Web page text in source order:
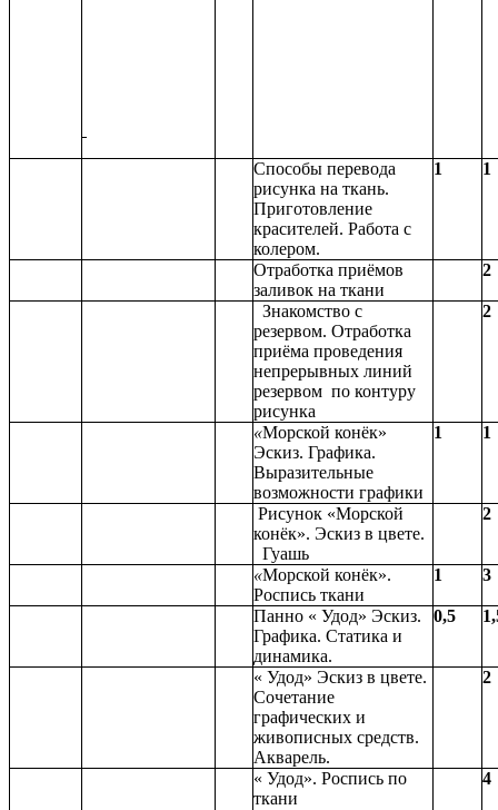
Способы перевода
рисунка на ткань.
Приготовление
красителей. Работа с
колером.
1 1
Отработка приёмов
заливок на ткани
2
Знакомство с
резервом. Отработка
приёма проведения
непрерывных линий
резервом по контуру
рисунка
2
«Морской конёк»
Эскиз. Графика.
Выразительные
возможности графики
1 1
Рисунок «Морской
конёк». Эскиз в цвете.
Гуашь
2
«Морской конёк».
Роспись ткани
1 3
Панно « Удод» Эскиз.
Графика. Статика и
динамика.
0,5
« Удод» Эскиз в цвете.
Сочетание
графических и
живописных средств.
Акварель.
2
« Удод». Роспись по
ткани
4